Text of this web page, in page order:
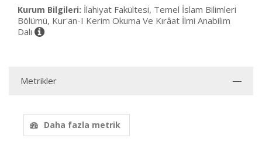
Kurum Bilgileri: İlahiyat Fakültesi, Temel İslam Bilimleri
Bölümü, Kur'an-I Kerim Okuma Ve Kırâat İlmi Anabilim
Dalı
Metrikler
Daha fazla metrik